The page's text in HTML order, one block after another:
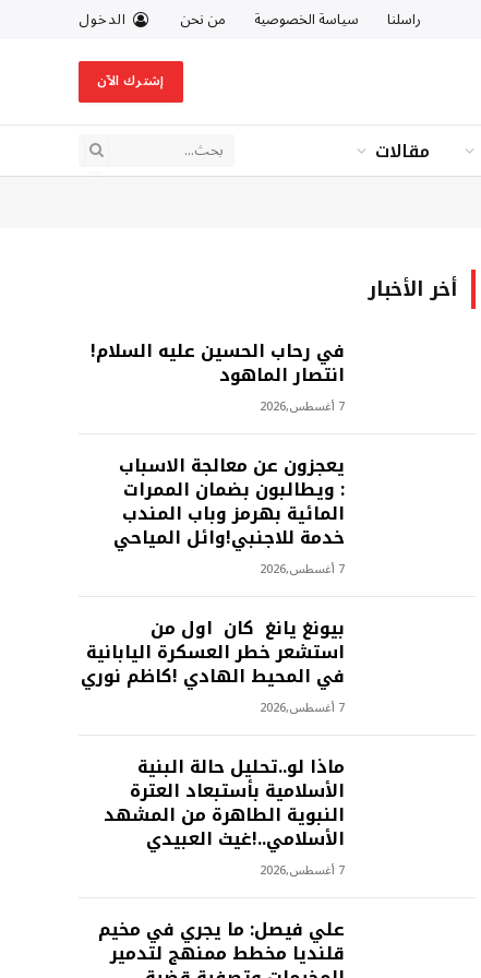
راسلنا سياسة الخصوصية من نحن الدخول
إشترك الآن
مقالات
أخر الأخبار
في رحاب الحسين عليه السلام!
انتصار الماهود
7 أغسطس,2026
يعجزون عن معالجة الاسباب
: ويطالبون بضمان الممرات
المائية بهرمز وباب المندب
خدمة للاجنبي!وائل المياحي
7 أغسطس,2026
بيونغ يانغ كان اول من
استشعر خطر العسكرة اليابانية
في المحيط الهادي !كاظم نوري
7 أغسطس,2026
ماذا لو..تحليل حالة البنية
الأسلامية بأستبعاد العترة
النبوية الطاهرة من المشهد
الأسلامي..!غيث العبيدي
7 أغسطس,2026
علي فيصل: ما يجري في مخيم
قلنديا مخطط ممنهج لتدمير